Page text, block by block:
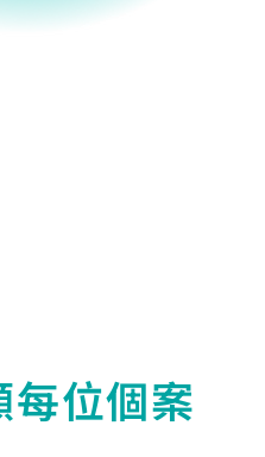
位個案